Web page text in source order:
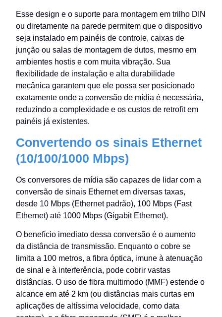
Esse design e o suporte para montagem em trilho DIN
ou diretamente na parede permitem que o dispositivo
seja instalado em painéis de controle, caixas de
junção ou salas de montagem de dutos, mesmo em
ambientes hostis e com muita vibração. Sua
flexibilidade de instalação e alta durabilidade
mecânica garantem que ele possa ser posicionado
exatamente onde a conversão de mídia é necessária,
reduzindo a complexidade e os custos de retrofit em
painéis já existentes.
Convertendo os sinais Ethernet
(10/100/1000 Mbps)
Os conversores de mídia são capazes de lidar com a
conversão de sinais Ethernet em diversas taxas,
desde 10 Mbps (Ethernet padrão), 100 Mbps (Fast
Ethernet) até 1000 Mbps (Gigabit Ethernet).
O benefício imediato dessa conversão é o aumento
da distância de transmissão. Enquanto o cobre se
limita a 100 metros, a fibra óptica, imune à atenuação
de sinal e à interferência, pode cobrir vastas
distâncias. O uso de fibra multimodo (MMF) estende o
alcance em até 2 km (ou distâncias mais curtas em
aplicações de altíssima velocidade, como data